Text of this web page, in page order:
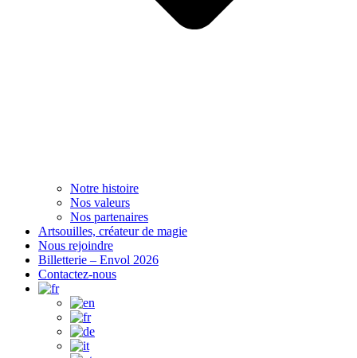
Notre histoire
Nos valeurs
Nos partenaires
Artsouilles, créateur de magie
Nous rejoindre
Billetterie – Envol 2026
Contactez-nous